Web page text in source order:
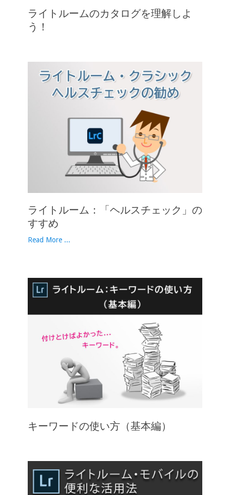
ライトルームのカタログを理解しよ
う！
ライトルーム：「ヘルスチェック」の
すすめ
Read More ...
キーワードの使い方（基本編）